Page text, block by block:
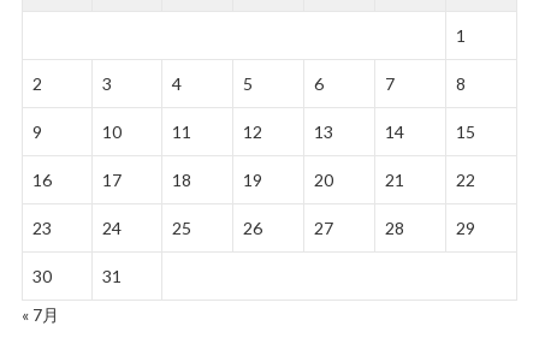
1
2 3 4 5 6 7 8
9 10 11 12 13 14 15
16 17 18 19 20 21 22
23 24 25 26 27 28 29
30
31
« 7月